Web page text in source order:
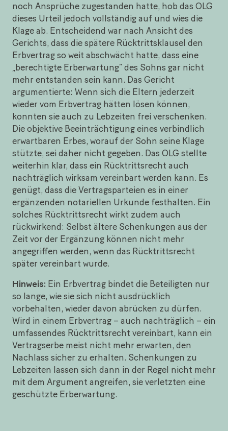
noch Ansprüche zugestanden hatte, hob das OLG
dieses Urteil jedoch vollständig auf und wies die
Klage ab. Entscheidend war nach Ansicht des
Gerichts, dass die spätere Rücktrittsklausel den
Erbvertrag so weit abschwächt hatte, dass eine
„berechtigte Erberwartung“ des Sohns gar nicht
mehr entstanden sein kann. Das Gericht
argumentierte: Wenn sich die Eltern jederzeit
wieder vom Erbvertrag hätten lösen können,
konnten sie auch zu Lebzeiten frei verschenken.
Die objektive Beeinträchtigung eines verbindlich
erwartbaren Erbes, worauf der Sohn seine Klage
stützte, sei daher nicht gegeben. Das OLG stellte
weiterhin klar, dass ein Rücktrittsrecht auch
nachträglich wirksam vereinbart werden kann. Es
genügt, dass die Vertragsparteien es in einer
ergänzenden notariellen Urkunde festhalten. Ein
solches Rücktrittsrecht wirkt zudem auch
rückwirkend: Selbst ältere Schenkungen aus der
Zeit vor der Ergänzung können nicht mehr
angegriffen werden, wenn das Rücktrittsrecht
später vereinbart wurde.
Hinweis: Ein Erbvertrag bindet die Beteiligten nur
so lange, wie sie sich nicht ausdrücklich
vorbehalten, wieder davon abrücken zu dürfen.
Wird in einem Erbvertrag – auch nachträglich – ein
umfassendes Rücktrittsrecht vereinbart, kann ein
Vertragserbe meist nicht mehr erwarten, den
Nachlass sicher zu erhalten. Schenkungen zu
Lebzeiten lassen sich dann in der Regel nicht mehr
mit dem Argument angreifen, sie verletzten eine
geschützte Erberwartung.